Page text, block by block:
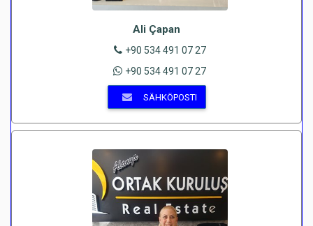
Ali Çapan
+90 534 491 07 27
+90 534 491 07 27
SÄHKÖPOSTI